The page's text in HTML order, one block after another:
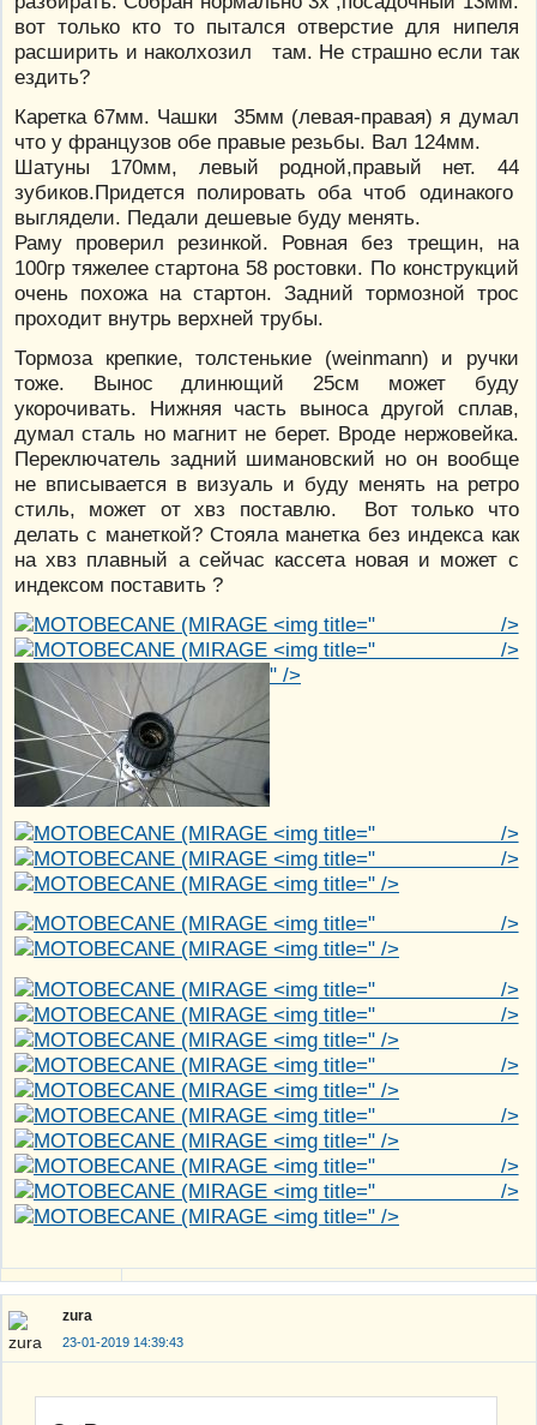
вот только кто то пытался отверстие для нипеля
расширить и наколхозил там. Не страшно если так
ездить?
Каретка 67мм. Чашки 35мм (левая-правая) я думал
что у французов обе правые резьбы. Вал 124мм.
Шатуны 170мм, левый родной,правый нет. 44
зубиков.Придется полировать оба чтоб одинакого
выглядели. Педали дешевые буду менять.
Раму проверил резинкой. Ровная без трещин, на
100гр тяжелее стартона 58 ростовки. По конструкций
очень похожа на стартон. Задний тормозной трос
проходит внутрь верхней трубы.
Тормоза крепкие, толстенькие (weinmann) и ручки
тоже. Вынос длинющий 25см может буду
укорочивать. Нижняя часть выноса другой сплав,
думал сталь но магнит не берет. Вроде нержовейка.
Переключатель задний шимановский но он вообще
не вписывается в визуаль и буду менять на ретро
стиль, может от хвз поставлю. Вот только что
делать с манеткой? Стояла манетка без индекса как
на хвз плавный а сейчас кассета новая и может с
индексом поставить ?
" />
" />
" />
" />
" />
" />
" />
" />
" />
" />
" />
" />
" />
" />
" />
" />
" />
" />
zura
23-01-2019 14:39:43